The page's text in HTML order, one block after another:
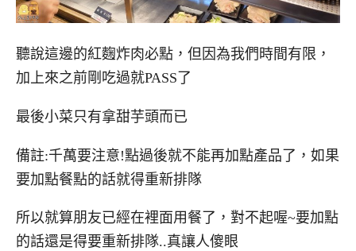
聽說這邊的紅麴炸肉必點，但因為我們時間有限，
加上來之前剛吃過就PASS了
最後小菜只有拿甜芋頭而已
備註:千萬要注意!點過後就不能再加點產品了，如果
要加點餐點的話就得重新排隊
所以就算朋友已經在裡面用餐了，對不起喔~要加點
的話還是得要重新排隊..真讓人傻眼